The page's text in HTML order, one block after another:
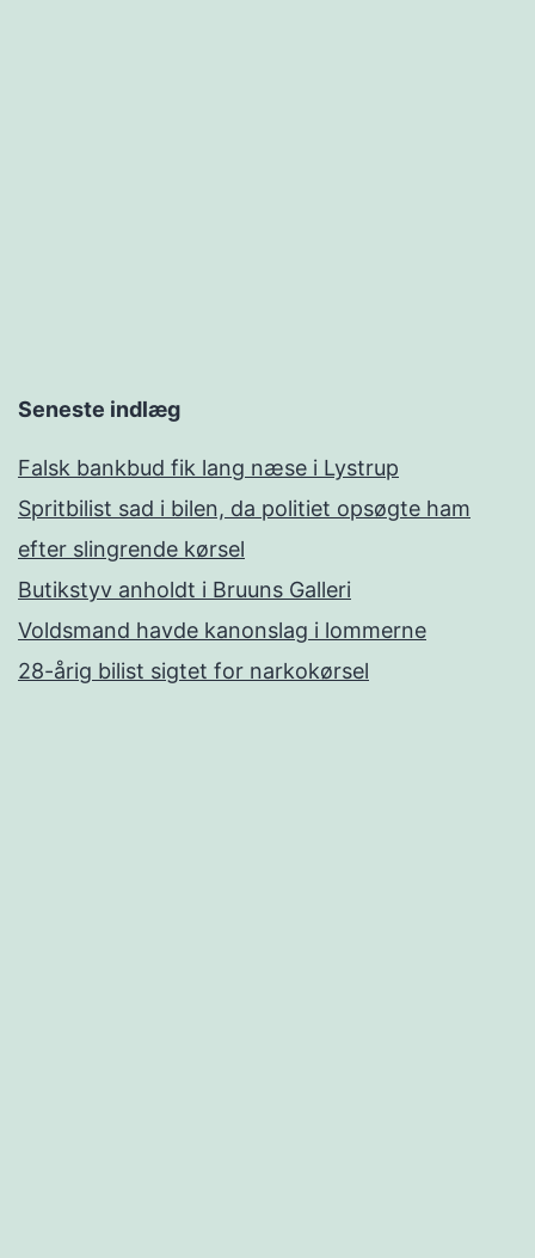
Seneste indlæg
Falsk bankbud fik lang næse i Lystrup
Spritbilist sad i bilen, da politiet opsøgte ham
efter slingrende kørsel
Butikstyv anholdt i Bruuns Galleri
Voldsmand havde kanonslag i lommerne
28-årig bilist sigtet for narkokørsel